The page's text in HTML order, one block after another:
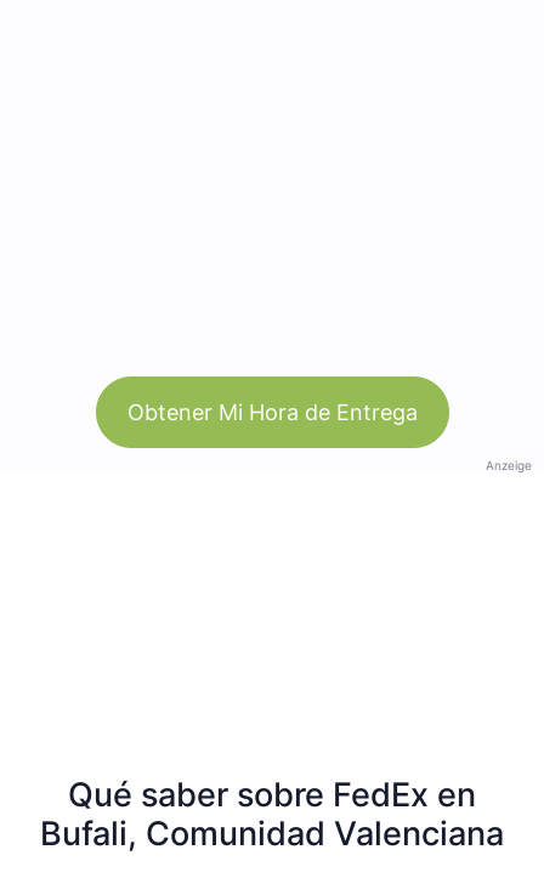
Obtener Mi Hora de Entrega
Anzeige
Qué saber sobre FedEx en
Bufali, Comunidad Valenciana